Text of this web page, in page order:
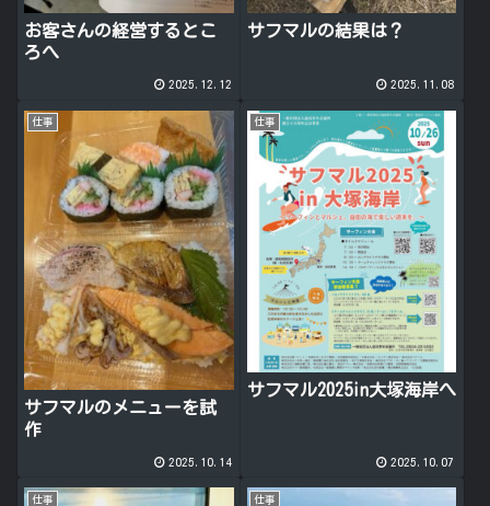
お客さんの経営するとこ
ろへ
2025.12.12
サフマルの結果は？
2025.11.08
仕事
サフマルのメニューを試
作
2025.10.14
仕事
サフマル2025in大塚海岸へ
2025.10.07
仕事 仕事